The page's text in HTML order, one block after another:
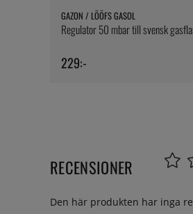
GAZON / LÖÖFS GASOL
Regulator 50 mbar till svensk
229:-
RECENSIONER
Den här produkten har inga